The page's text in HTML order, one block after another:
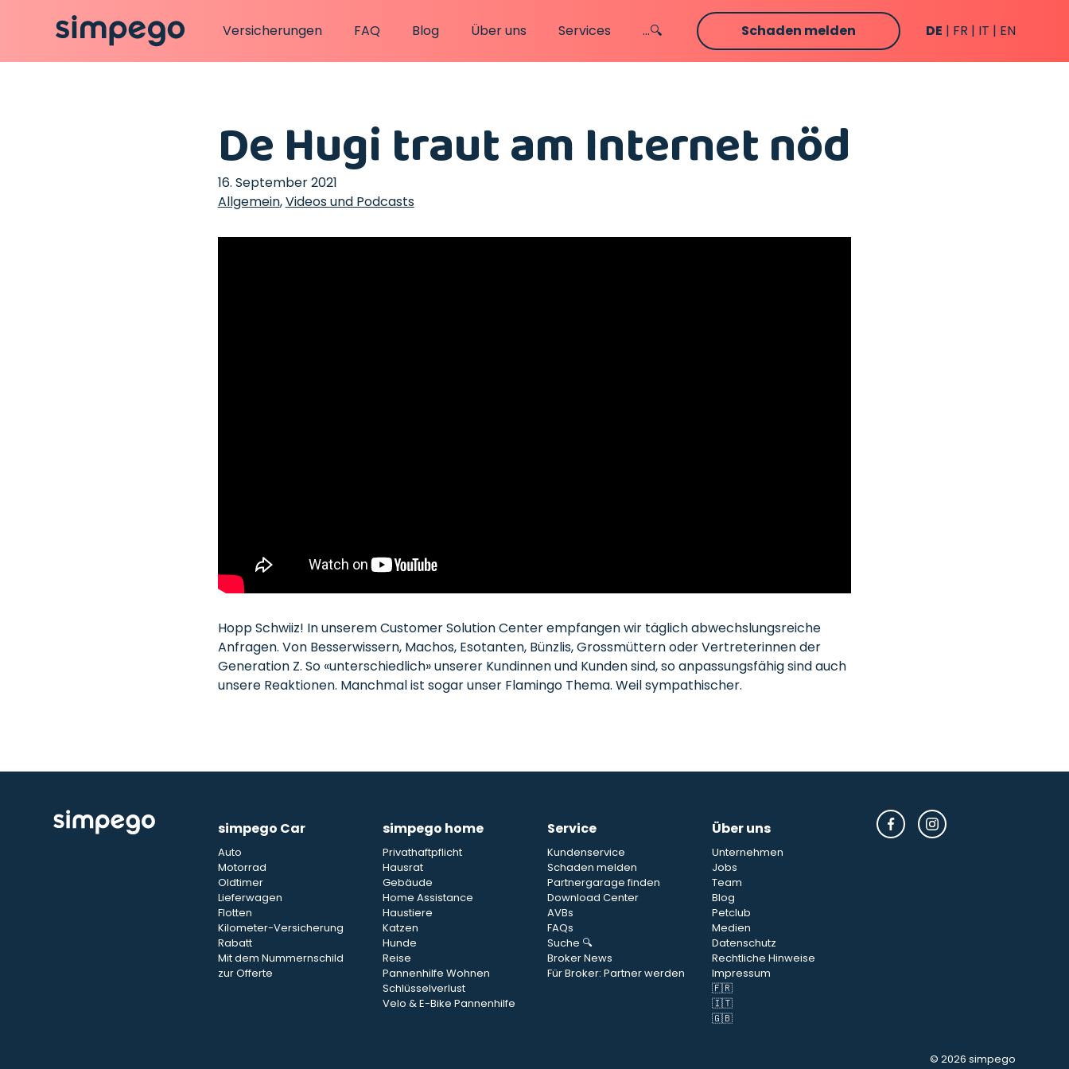
Versicherungen FAQ Blog Über uns Services ...🔍 Schaden melden DE FR IT EN
De Hugi traut am Internet nöd
16. September 2021
Allgemein,Videos und Podcasts
Hopp Schwiiz! In unserem Customer Solution Center empfangen wir täglich abwechslungsreiche
Anfragen. Von Besserwissern, Machos, Esotanten, Bünzlis, Grossmüttern oder Vertreterinnen der
Generation Z. So «unterschiedlich» unserer Kundinnen und Kunden sind, so anpassungsfähig sind auch
unsere Reaktionen. Manchmal ist sogar unser Flamingo Thema. Weil sympathischer.
simpego Car
Auto
Motorrad
Oldtimer
Lieferwagen
Flotten
Kilometer-Versicherung
Rabatt
Mit dem Nummernschild
zur Offerte
simpego home
Privathaftpflicht
Hausrat
Gebäude
Home Assistance
Haustiere
Katzen
Hunde
Reise
Pannenhilfe Wohnen
Schlüsselverlust
Velo & E-Bike Pannenhilfe
Service
Kundenservice
Schaden melden
Partnergarage finden
Download Center
AVBs
FAQs
Suche 🔍
Broker News
Für Broker: Partner werden
Über uns
Unternehmen
Jobs
Team
Blog
Petclub
Medien
Datenschutz
Rechtliche Hinweise
Impressum
🇫🇷
🇮🇹
🇬🇧
© 2026 simpego